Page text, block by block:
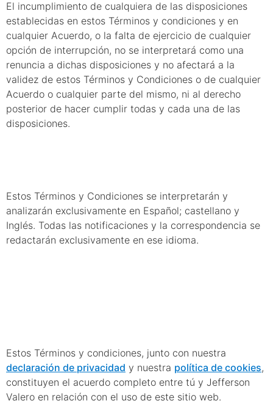
El incumplimiento de cualquiera de las disposiciones
establecidas en estos Términos y condiciones y en
cualquier Acuerdo, o la falta de ejercicio de cualquier
opción de interrupción, no se interpretará como una
renuncia a dichas disposiciones y no afectará a la
validez de estos Términos y Condiciones o de cualquier
Acuerdo o cualquier parte del mismo, ni al derecho
posterior de hacer cumplir todas y cada una de las
disposiciones.
Estos Términos y Condiciones se interpretarán y
analizarán exclusivamente en Español; castellano y
Inglés. Todas las notificaciones y la correspondencia se
redactarán exclusivamente en ese idioma.
Estos Términos y condiciones, junto con nuestra
declaración de privacidad y nuestra política de cookies,
constituyen el acuerdo completo entre tú y Jefferson
Valero en relación con el uso de este sitio web.